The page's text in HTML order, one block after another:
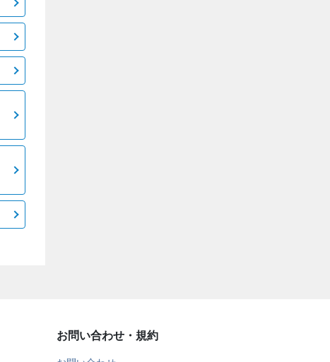
お問い合わせ・規約